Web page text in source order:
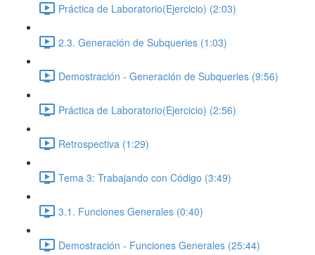
Práctica de Laboratorio(Ejercicio) (2:03)
2.3. Generación de Subqueries (1:03)
Demostración - Generación de Subqueries (9:56)
Práctica de Laboratorio(Ejercicio) (2:56)
Retrospectiva (1:29)
Tema 3: Trabajando con Código (3:49)
3.1. Funciones Generales (0:40)
Demostración - Funciones Generales (25:44)